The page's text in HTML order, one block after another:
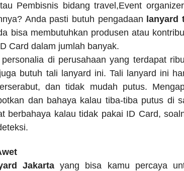
Pembisnis bidang travel,Event
Anda pasti butuh pengadaan lanyard
bisa membutuhkan produsen atau
Card dalam jumlah banyak.
di perusahaan yang terdapat
butuh tali lanyard ini. Tali lanyard ini
dan tidak mudah putus.
dan bahaya kalau tiba-tiba putus di
berbahaya kalau tidak pakai ID Card,
Jakartayang bisa kamu percaya